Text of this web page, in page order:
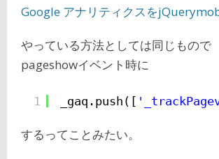
Google アナリティクスを
やっている方法としては同じもので
pageshowイベント時に
1 _gaq.push([
するってことみたい。